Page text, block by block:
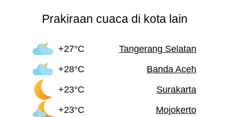
Prakiraan cuaca di kota lain
+27°C
Tangerang Selatan
+28°C
Banda Aceh
+23°C
Surakarta
+23°C
Mojokerto